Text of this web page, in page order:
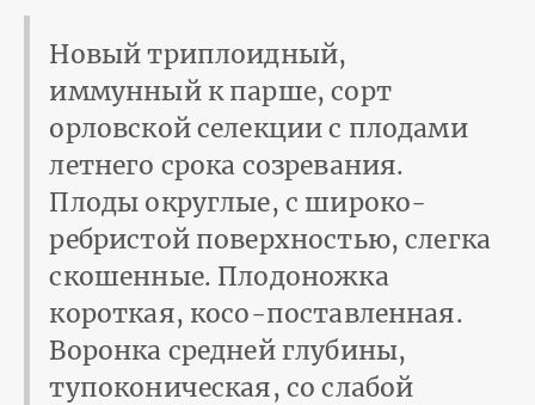
Новый триплоидный,
иммунный к парше, сорт
орловской селекции с плодами
летнего срока созревания.
Плоды округлые, с широко-
ребристой поверхностью, слегка
скошенные. Плодоножка
короткая, косо-поставленная.
Воронка средней глубины,
тупоконическая, со слабой